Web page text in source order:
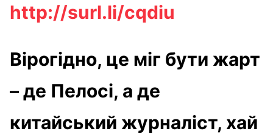
http://surl.li/cqdiu
Вірогідно, це міг бути жарт
– де Пелосі, а де
китайський журналіст, хай